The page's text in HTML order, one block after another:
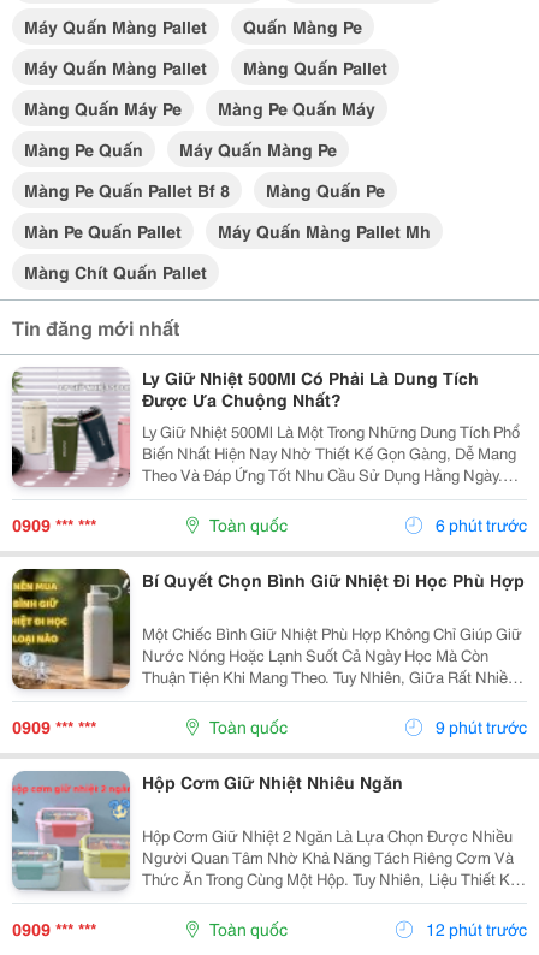
Máy Quấn Màng Pallet
Quấn Màng Pe
Máy Quấn Màng Pallet
Màng Quấn Pallet
Màng Quấn Máy Pe
Màng Pe Quấn Máy
Màng Pe Quấn
Máy Quấn Màng Pe
Màng Pe Quấn Pallet Bf 8
Màng Quấn Pe
Màn Pe Quấn Pallet
Máy Quấn Màng Pallet Mh
Màng Chít Quấn Pallet
Tin đăng mới nhất
Ly Giữ Nhiệt 500Ml Có Phải Là Dung Tích
Được Ưa Chuộng Nhất?
Ly Giữ Nhiệt 500Ml Là Một Trong Những Dung Tích Phổ
Biến Nhất Hiện Nay Nhờ Thiết Kế Gọn Gàng, Dễ Mang
Theo Và Đáp Ứng Tốt Nhu Cầu Sử Dụng Hằng Ngày.
Vậy Ly Giữ Nhiệt 500Ml Có Những Ưu Điểm Gì Và Làm
Sao Để Chọn Được Sản Phẩm Chất Lượng? Hãy
Cùng...
0909 *** *** Toàn quốc 6 phút trước
Bí Quyết Chọn Bình Giữ Nhiệt Đi Học Phù Hợp
Một Chiếc Bình Giữ Nhiệt Phù Hợp Không Chỉ Giúp Giữ
Nước Nóng Hoặc Lạnh Suốt Cả Ngày Học Mà Còn
Thuận Tiện Khi Mang Theo. Tuy Nhiên, Giữa Rất Nhiều
Mẫu Mã, Dung Tích Và Chất Liệu Trên Thị Trường,
Không Ít Người Băn Khoăn Nên Mua Bình Giữ Nhiệt Đi
0909 *** *** Toàn quốc 9 phút trước
Hộp Cơm Giữ Nhiệt Nhiêu Ngăn
Hộp Cơm Giữ Nhiệt 2 Ngăn Là Lựa Chọn Được Nhiều
Người Quan Tâm Nhờ Khả Năng Tách Riêng Cơm Và
Thức Ăn Trong Cùng Một Hộp. Tuy Nhiên, Liệu Thiết Kế
Này Có Thực Sự Phù Hợp Với Nhu Cầu Sử Dụng Hằng
Ngày? Cùng Tìm Hiểu Những Ưu Điểm, Hạn Chế Và
Cách Lựa...
0909 *** *** Toàn quốc 12 phút trước